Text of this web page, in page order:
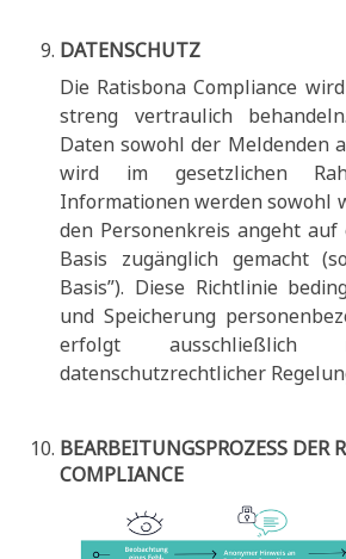
DATENSCHUTZ
Die Ratisbona Compliance
streng vertraulich
Daten sowohl der Meldenden
wird im gesetzlichen
Informationen werden sowohl
den Personenkreis angeht
Basis zugänglich gemacht
Basis”). Diese Richtlinie
und Speicherung
erfolgt ausschließlich
datenschutzrechtlicher
BEARBEITUNGSPROZESS DER
COMPLIANCE